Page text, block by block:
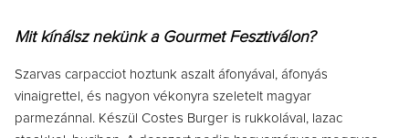
Mit kínálsz nekünk a Gourmet Fesztiválon?
Szarvas carpacciot hoztunk aszalt áfonyával, áfonyás
vinaigrettel, és nagyon vékonyra szeletelt magyar
parmezánnal. Készül Costes Burger is rukkolával, lazac